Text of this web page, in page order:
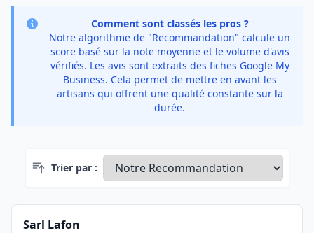
Comment sont classés les pros ?
Notre algorithme de "Recommandation" calcule un
score basé sur la note moyenne et le volume d'avis
vérifiés. Les avis sont extraits des fiches Google My
Business. Cela permet de mettre en avant les
artisans qui offrent une qualité constante sur la
durée.
Trier par :
Sarl Lafon